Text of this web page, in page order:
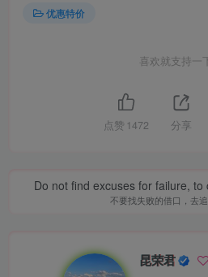
优惠特价
喜欢就支持一
点赞 1472 分享
Do not find excuses for failure,
不要找失败的借口，去
昆荣君